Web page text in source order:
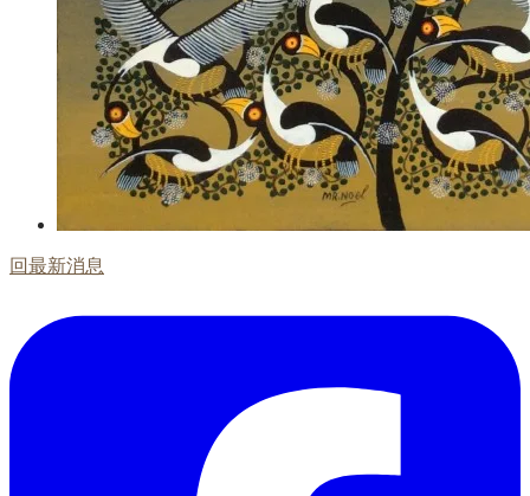
回最新消息